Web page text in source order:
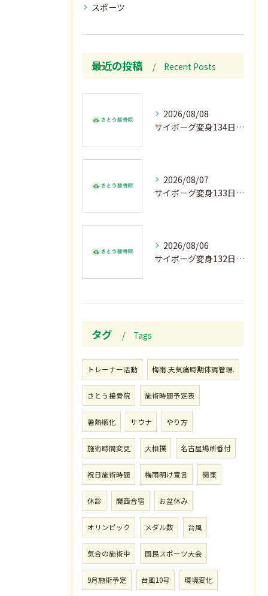
スポーツ
最近の投稿 Recent Posts
2026/08/08
サイボーグ変身134日目.ゾロ目.お盆休み.甲子園.佐野日大.麦倉監督37年振り白星.柔道インターハイ.2歳ダリア賞.GⅢ.エルムS. GⅢ.レパードS. GⅢ.CBC賞.応援印…土曜の朝〜
2026/08/07
サイボーグ変身133日目.広島.原爆.81年.インターハイ初日.金曜の朝〜
2026/08/06
サイボーグ変身132日目.お知らせ.和歌山.インターハイ.柔道開幕…木曜の朝〜
タグ Tags
トレーナー活動 梅雨.天気痛時期体調管理.
さとう接骨院 施術時間予定表
暑熱順化 サウナ やり方
施術時間変更 大相撲 名古屋場所番付
祝日施術時間 梅雨明け宣言 関東
休診 関西合宿 お盆休み
オリンピック メダル数 台風
気合の施術中 国民スポーツ大会
9月施術予定 台風10号 環境変化